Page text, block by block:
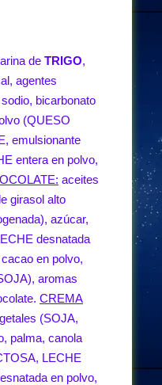
de TRIGO,
agentes
bicarbonato
(QUESO
emulsionante
entera en polvo,
aceites
girasol alto
azúcar,
desnatada
en polvo,
aromas
CREMA
(SOJA,
palma, canola
LECHE
en polvo,